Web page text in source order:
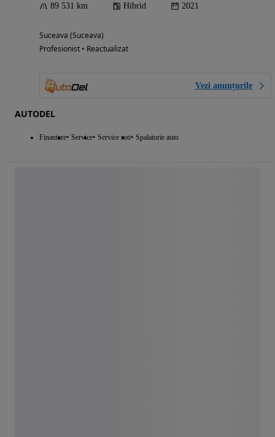
89 531 km Hibrid 2021
Suceava (Suceava)
Profesionist • Reactualizat
Vezi anunțurile
AUTODEL
Finantare Service Service roti Spalatorie auto